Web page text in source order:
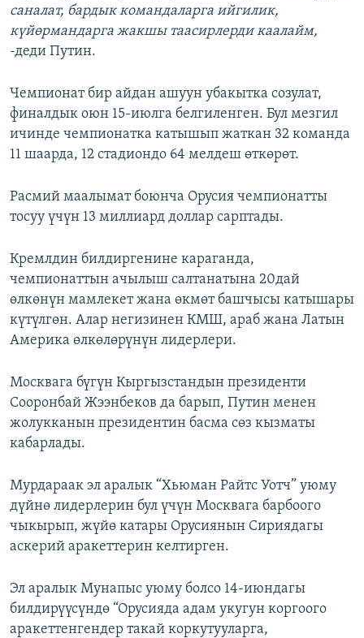
саналат, бардык командаларга ийгилик,
күйөрмандарга жакшы таасирлерди каалайм,
-деди Путин.
Чемпионат бир айдан ашуун убакытка созулат,
финалдык оюн 15-июлга белгиленген. Бул мезгил
ичинде чемпионатка катышып жаткан 32 команда
11 шаарда, 12 стадиондо 64 мелдеш өткөрөт.
Расмий маалымат боюнча Орусия чемпионатты
тосуу үчүн 13 миллиард доллар сарптады.
Кремлдин билдиргенине караганда,
чемпионаттын ачылыш салтанатына 20дай
өлкөнүн мамлекет жана өкмөт башчысы катышары
күтүлгөн. Алар негизинен КМШ, араб жана Латын
Америка өлкөлөрүнүн лидерлери.
Москвага бүгүн Кыргызстандын президенти
Сооронбай Жээнбеков да барып, Путин менен
жолукканын президентин басма сөз кызматы
кабарлады.
Мурдараак эл аралык “Хьюман Райтс Уотч” уюму
дүйнө лидерлерин бул үчүн Москвага барбоого
чыкырып, жүйө катары Орусиянын Сириядагы
аскерий аракеттерин келтирген.
Эл аралык Мунапыс уюму болсо 14-июндагы
билдирүүсүндө “Орусияда адам укугун коргоого
аракеттенгендер такай коркутууларга,